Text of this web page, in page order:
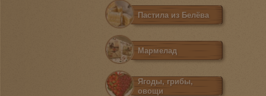
Пастила из Белёва
Мармелад
Ягоды, грибы,
овощи